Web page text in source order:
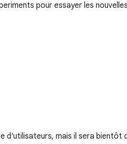
pour essayer les
mais il sera bientôt